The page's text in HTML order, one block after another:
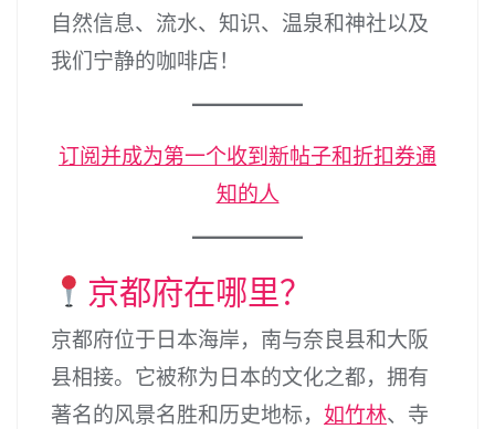
自然信息、流水、知识、温泉和神社以及
我们宁静的咖啡店！
订阅并成为第一个收到新帖子和折扣券通
知的人
京都府在哪里？
京都府位于日本海岸，南与奈良县和大阪
县相接。它被称为日本的文化之都，拥有
著名的风景名胜和历史地标， 如竹林、寺